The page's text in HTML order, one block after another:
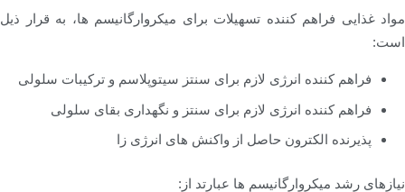
مواد غذایی فراهم کننده تسهیلات برای میکروارگانیسم ها، به قرار ذیل
است:
فراهم کننده انرژی لازم برای سنتز سیتوپلاسم و ترکیبات سلولی
فراهم کننده انرژی لازم برای سنتز و نگهداری بقای سلولی
پذیرنده الکترون حاصل از واکنش های انرژی زا
نیازهای رشد میکروارگانیسم ها عبارتد از: